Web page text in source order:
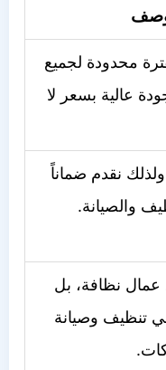
محدودة لجميع
عالية بسعر لا
نقدم ضماناً
والصيانة.
عمال نظافة، بل
تنظيف وصيانة